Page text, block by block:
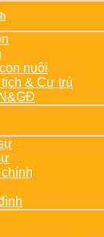
nuôi
& Cư trú